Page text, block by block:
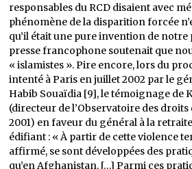
responsables du RCD disaient avec
phénomène de la disparition forcée
qu’il était une pure invention de notre
presse francophone soutenait que
« islamistes ». Pire encore, lors du
intenté à Paris en juillet 2002 par le
Habib Souaïdia [9], le témoignage de
(directeur de l’Observatoire des droits
2001) en faveur du général à la
édifiant : « À partir de cette violence
affirmé, se sont développées des
qu’en Afghanistan. […] Parmi ces